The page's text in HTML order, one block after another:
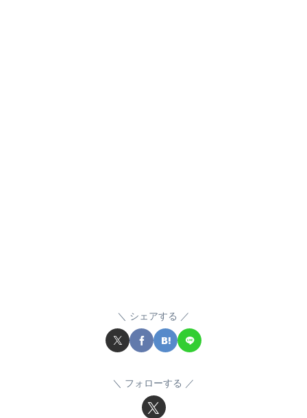
シェアする
フォローする